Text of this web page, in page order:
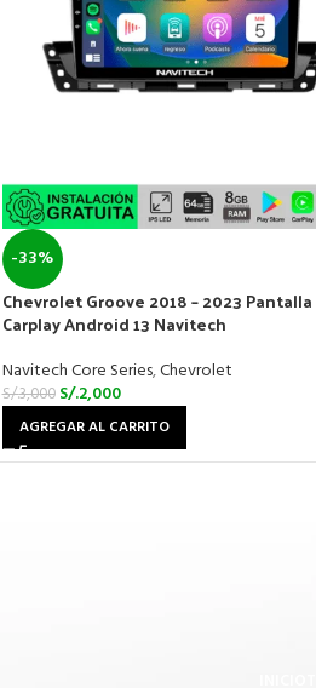
-33%
Chevrolet Groove 2018 – 2023 Pantalla
Carplay Android 13 Navitech
Navitech Core Series,Chevrolet
S/.3,000 S/.2,000
AGREGAR AL CARRITO